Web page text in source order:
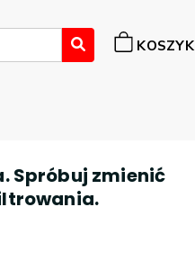
KOSZYK
Spróbuj zmienić